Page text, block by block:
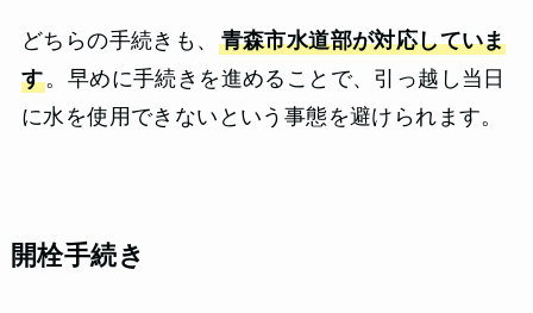
どちらの手続きも、 青森市水道部が対応していま
す。早めに手続きを進めることで、引っ越し当日
に水を使用できないという事態を避けられます。
開栓手続き